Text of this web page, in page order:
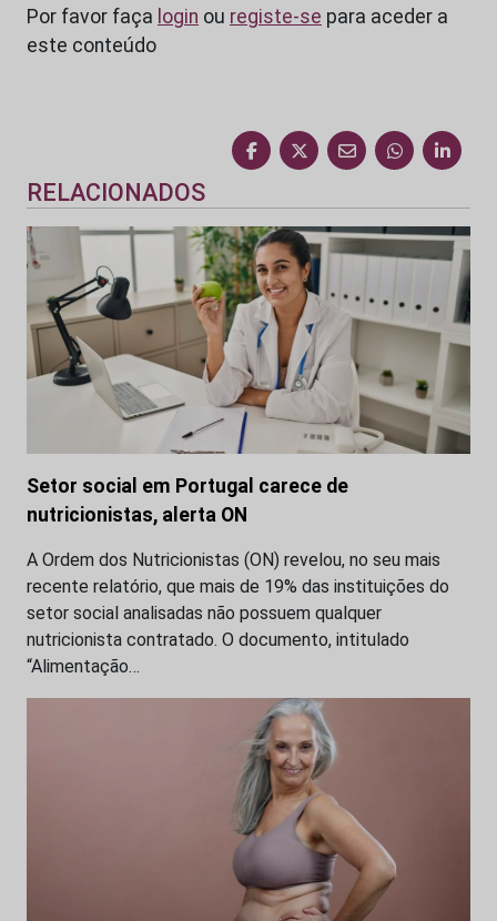
Por favor faça login ou registe-se para aceder a
este conteúdo
RELACIONADOS
Setor social em Portugal carece de
nutricionistas, alerta ON
A Ordem dos Nutricionistas (ON) revelou, no seu mais
recente relatório, que mais de 19% das instituições do
setor social analisadas não possuem qualquer
nutricionista contratado. O documento, intitulado
“Alimentação…